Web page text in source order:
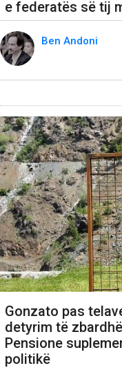
e federatës së tij
Ben Andoni
Gonzato pas
detyrim të
Pensione
politikë